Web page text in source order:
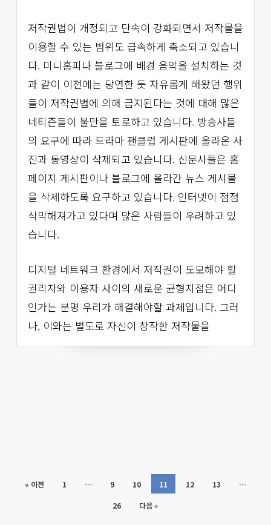
저작권법이 개정되고 단속이 강화되면서 저작물을
이용할 수 있는 범위도 급속하게 축소되고 있습니
다. 미니홈피나 블로그에 배경 음악을 설치하는 것
과 같이 이전에는 당연한 듯 자유롭게 해왔던 행위
들이 저작권법에 의해 금지된다는 것에 대해 많은
네티즌들이 불만을 토로하고 있습니다. 방송사들
의 요구에 따라 드라마 팬클럽 게시판에 올라온 사
진과 동영상이 삭제되고 있습니다. 신문사들은 홈
페이지 게시판이나 블로그에 올라간 뉴스 게시물
을 삭제하도록 요구하고 있습니다. 인터넷이 점점
삭막해져가고 있다며 많은 사람들이 우려하고 있
습니다.
디지털 네트워크 환경에서 저작권이 도모해야 할
권리자와 이용자 사이의 새로운 균형지점은 어디
인가는 분명 우리가 해결해야할 과제입니다. 그러
나, 이와는 별도로 자신이 창작한 저작물을
« 이전 1 … 9 10 11 12 13 …
26 다음 »